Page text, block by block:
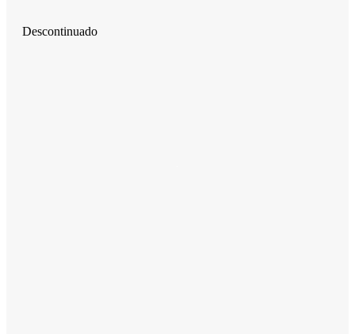
Descontinuado